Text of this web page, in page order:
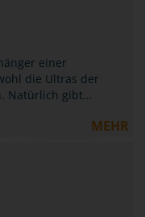
einer
die Ultras der
Natürlich gibt…
MEHR